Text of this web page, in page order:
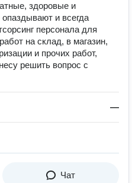
здоровые и
и всегда
персонала для
на склад, в магазин,
и прочих работ,
решить вопрос с
—
Чат